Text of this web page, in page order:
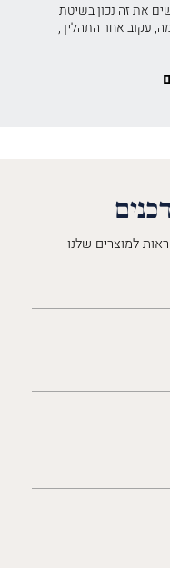
את זה נכון בשיטת
עקוב אחר התהליך,
למוצרים שלנו